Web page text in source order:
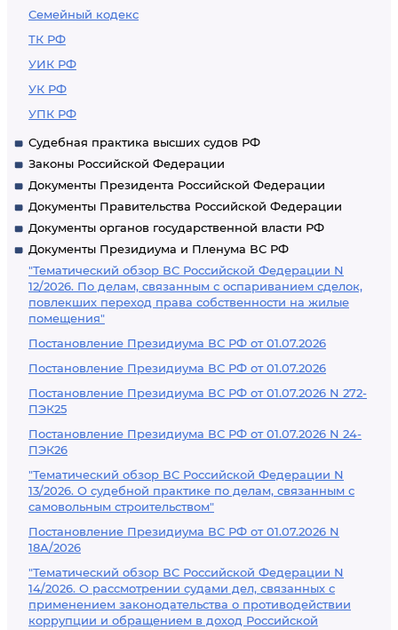
Семейный кодекс
ТК РФ
УИК РФ
УК РФ
УПК РФ
Судебная практика высших судов РФ
Законы Российской Федерации
Документы Президента Российской Федерации
Документы Правительства Российской Федерации
Документы органов государственной власти РФ
Документы Президиума и Пленума ВС РФ
"Тематический обзор ВС Российской Федерации N
12/2026. По делам, связанным с оспариванием сделок,
повлекших переход права собственности на жилые
помещения"
Постановление Президиума ВС РФ от 01.07.2026
Постановление Президиума ВС РФ от 01.07.2026
Постановление Президиума ВС РФ от 01.07.2026 N 272-
ПЭК25
Постановление Президиума ВС РФ от 01.07.2026 N 24-
ПЭК26
"Тематический обзор ВС Российской Федерации N
13/2026. О судебной практике по делам, связанным с
самовольным строительством"
Постановление Президиума ВС РФ от 01.07.2026 N
18А/2026
"Тематический обзор ВС Российской Федерации N
14/2026. О рассмотрении судами дел, связанных с
применением законодательства о противодействии
коррупции и обращением в доход Российской